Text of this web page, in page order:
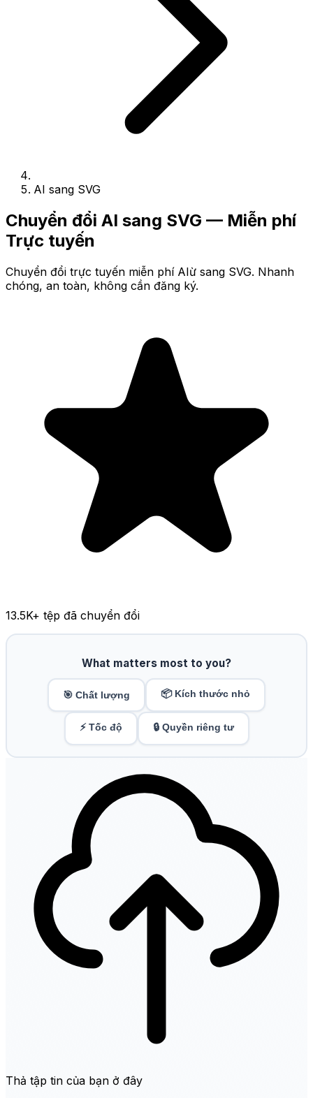
AI sang SVG
Chuyển đổi AI sang SVG — Miễn phí
Trực tuyến
Chuyển đổi trực tuyến miễn phí AIừ sang SVG. Nhanh
chóng, an toàn, không cần đăng ký.
13.5K+ tệp đã chuyển đổi
What matters most to you?
🎯 Chất lượng 📦 Kích thước nhỏ
⚡ Tốc độ 🔒 Quyền riêng tư
Thả tập tin của bạn ở đây